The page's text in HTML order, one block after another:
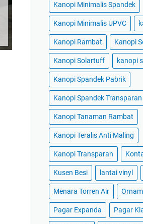
Kanopi Minimalis Spandek
Kanopi Minimalis UPVC
Kanopi Rambat Kanopi
Kanopi Solartuff kanopi
Kanopi Spandek Pabrik
Kanopi Spandek Transparan
Kanopi Tanaman Rambat
Kanopi Teralis Anti Maling
Kanopi Transparan
Kusen Besi lantai vinyl
Menara Torren Air
Pagar Expanda Pagar